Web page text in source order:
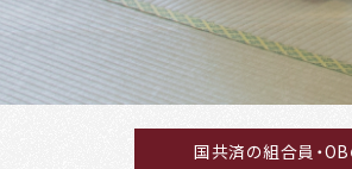
国共済の組合員・